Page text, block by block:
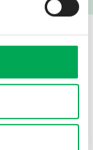
fjärrvärme
villa